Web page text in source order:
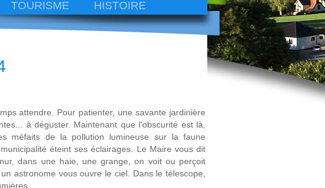
TOURISME HISTOIRE
attendre. Pour patienter, une savante jardinière
à déguster. Maintenant que l'obscurité est là,
méfaits de la pollution lumineuse sur la faune
éteint ses éclairages. Le Maire vous dit
dans une haie, une grange, on voit ou perçoit
astronome vous ouvre le ciel. Dans le télescope,